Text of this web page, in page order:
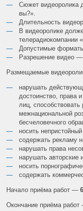
Сюжет видеоролика
вы?».
Длительность
В видеоролике
телерадиокомпании
Допустимые
Разрешение видео —
Размещаемые
нарушать
достоинство, права
лиц, способствовать
межнациональной
бесчеловечного
носить
содержать рекламу
нарушать права
нарушать авторские
носить
содержать
Начало приёма работ —
Окончание приёма